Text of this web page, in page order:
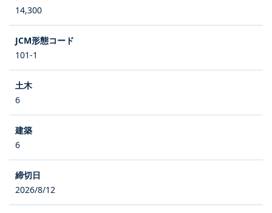
14,300
101-1
6
6
2026/8/12